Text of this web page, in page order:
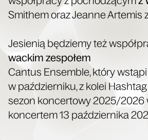
Smi­them oraz Jean­ne Arte­mis
Jesie­nią będzie­my też
wac­kim zespo­łem
Can­tus Ensem­ble, któ­ry
w paź­dzier­ni­ku, z kolei
sezon kon­cer­to­wy 2025/2026
kon­cer­tem 13 paź­dzier­ni­ka